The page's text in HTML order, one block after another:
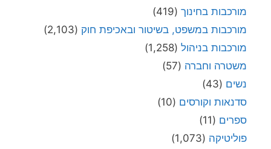
מורכבות בחינוך (419)
מורכבות במשפט, בשיטור ובאכיפת חוק (2,103)
מורכבות בניהול (1,258)
משטרה וחברה (57)
נשים (43)
סדנאות וקורסים (10)
ספרים (11)
פוליטיקה (1,073)